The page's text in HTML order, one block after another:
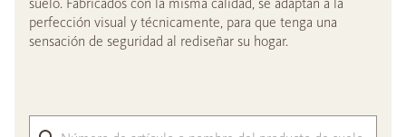
perfección visual y técnicamente, para que tenga una
sensación de seguridad al rediseñar su hogar.